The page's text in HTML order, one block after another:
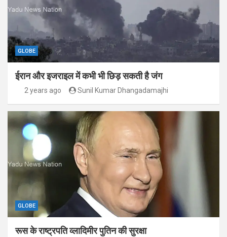
GLOBE
ईरान और इजराइल में कभी भी छिड़ सकती है जंग
2 years ago Sunil Kumar Dhangadamajhi
GLOBE
रूस के राष्ट्रपति व्लादिमीर पुतिन की सुरक्षा